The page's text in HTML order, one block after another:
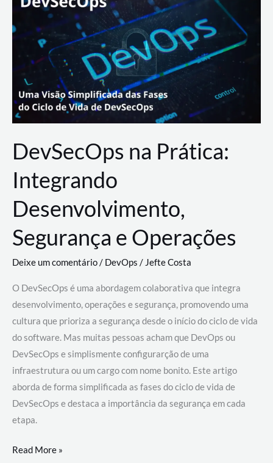
Lance
Rural
DevSecOps na Prática:
Integrando
Desenvolvimento,
Segurança e Operações
Deixe um comentário/ DevOps /Jefte Costa
O DevSecOps é uma abordagem colaborativa que integra
desenvolvimento, operações e segurança, promovendo uma
cultura que prioriza a segurança desde o início do ciclo de vida
do software. Mas muitas pessoas acham que DevOps ou
DevSecOps e simplismente configurarção de uma
infraestrutura ou um cargo com nome bonito. Este artigo
aborda de forma simplificada as fases do ciclo de vida de
DevSecOps e destaca a importância da segurança em cada
etapa.
DevSecOps
Read More »